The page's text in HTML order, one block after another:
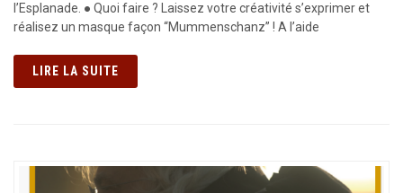
l’Esplanade. ● Quoi faire ? Laissez votre créativité s’exprimer et
réalisez un masque façon “Mummenschanz” ! A l’aide
LIRE LA SUITE